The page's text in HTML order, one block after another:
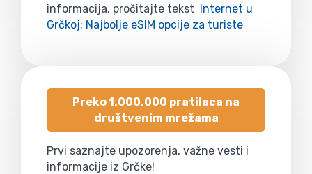
informacija, pročitajte tekst Internet u
Grčkoj: Najbolje eSIM opcije za turiste
Preko 1.000.000 pratilaca na
društvenim mrežama
Prvi saznajte upozorenja, važne vesti i
informacije iz Grčke!